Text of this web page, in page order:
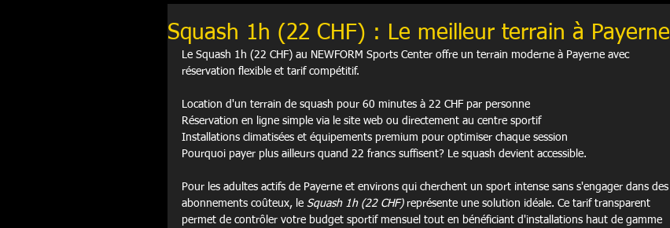
Squash 1h (22 CHF) : Le meilleur terrain à Payerne
Le Squash 1h (22 CHF) au NEWFORM Sports Center offre un terrain moderne à Payerne avec
réservation flexible et tarif compétitif.
Location d'un terrain de squash pour 60 minutes à 22 CHF par personne
Réservation en ligne simple via le site web ou directement au centre sportif
Installations climatisées et équipements premium pour optimiser chaque session
Pourquoi payer plus ailleurs quand 22 francs suffisent? Le squash devient accessible.
Pour les adultes actifs de Payerne et environs qui cherchent un sport intense sans s'engager dans des
abonnements coûteux, le Squash 1h (22 CHF) représente une solution idéale. Ce tarif transparent
permet de contrôler votre budget sportif mensuel tout en bénéficiant d'installations haut de gamme